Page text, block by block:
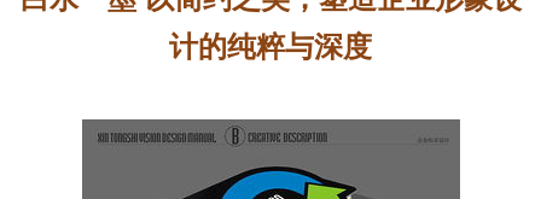
计的纯粹与深度